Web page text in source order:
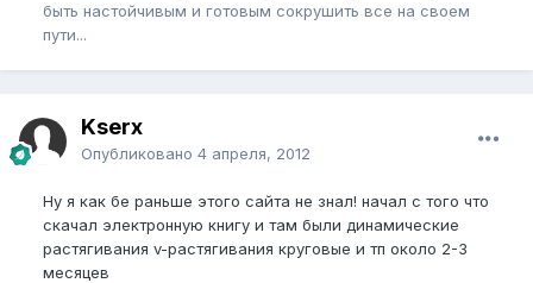
быть настойчивым и готовым сокрушить все на своем
пути...
Kserx
Опубликовано 4 апреля, 2012
Ну я как бе раньше этого сайта не знал! начал с того что
скачал электронную книгу и там были динамические
растягивания v-растягивания круговые и тп около 2-3
месяцев